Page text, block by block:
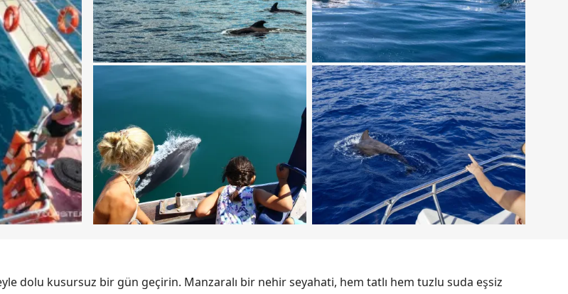
dolu kusursuz bir gün geçirin. Manzaralı bir nehir seyahati, hem tatlı hem tuzlu suda eşsiz